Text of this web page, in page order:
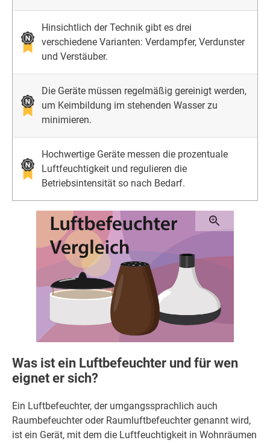
Hinsichtlich der Technik gibt es drei
verschiedene Varianten: Verdampfer, Verdunster
und Verstäuber.
Die Geräte müssen regelmäßig gereinigt werden,
um Keimbildung im stehenden Wasser zu
minimieren.
Hochwertige Geräte messen die prozentuale
Luftfeuchtigkeit und regulieren die
Betriebsintensität so nach Bedarf.
Was ist ein Luftbefeuchter und für wen
eignet er sich?
Ein Luftbefeuchter, der umgangssprachlich auch
Raumbefeuchter oder Raumluftbefeuchter genannt wird,
ist ein Gerät, mit dem die Luftfeuchtigkeit in Wohnräumen